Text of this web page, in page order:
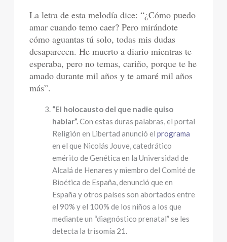
La letra de esta melodía dice: “¿Cómo puedo
amar cuando temo caer? Pero mirándote
cómo aguantas tú solo, todas mis dudas
desaparecen. He muerto a diario mientras te
esperaba, pero no temas, cariño, porque te he
amado durante mil años y te amaré mil años
más”.
“El holocausto del que nadie quiso
hablar”.Con estas duras palabras, el portal
Religión en Libertad anunció elprograma
en el que Nicolás Jouve, catedrático
emérito de Genética en la Universidad de
Alcalá de Henares y miembro del Comité de
Bioética de España, denunció que en
España y otros países son abortados entre
el 90% y el 100% de los niños a los que
mediante un “diagnóstico prenatal” se les
detecta la trisomía 21.